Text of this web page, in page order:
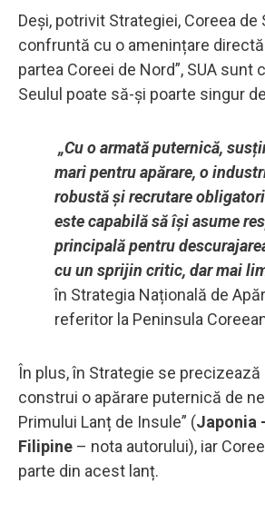
Deși, potrivit Strategiei, Coreea de
confruntă cu o amenințare
partea Coreei de Nord”, SUA sunt
Seulul poate să-și poarte singur
„Cu o armată puternică,
mari pentru apărare, o
robustă și recrutare
este capabilă să își asume
principală pentru
cu un sprijin critic, dar mai
în Strategia Națională de
referitor la Peninsula
În plus, în Strategie se precizează
construi o apărare puternică de
Primului Lanț de Insule” (Japonia
Filipine – nota autorului), iar
parte din acest lanț.